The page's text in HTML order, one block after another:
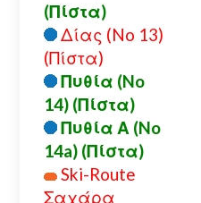
(Πίστα)
Δίας (No 13)
(Πίστα)
Πυθία (No
14) (Πίστα)
Πυθία Α (No
14a) (Πίστα)
Ski-Route
Σαχάρα